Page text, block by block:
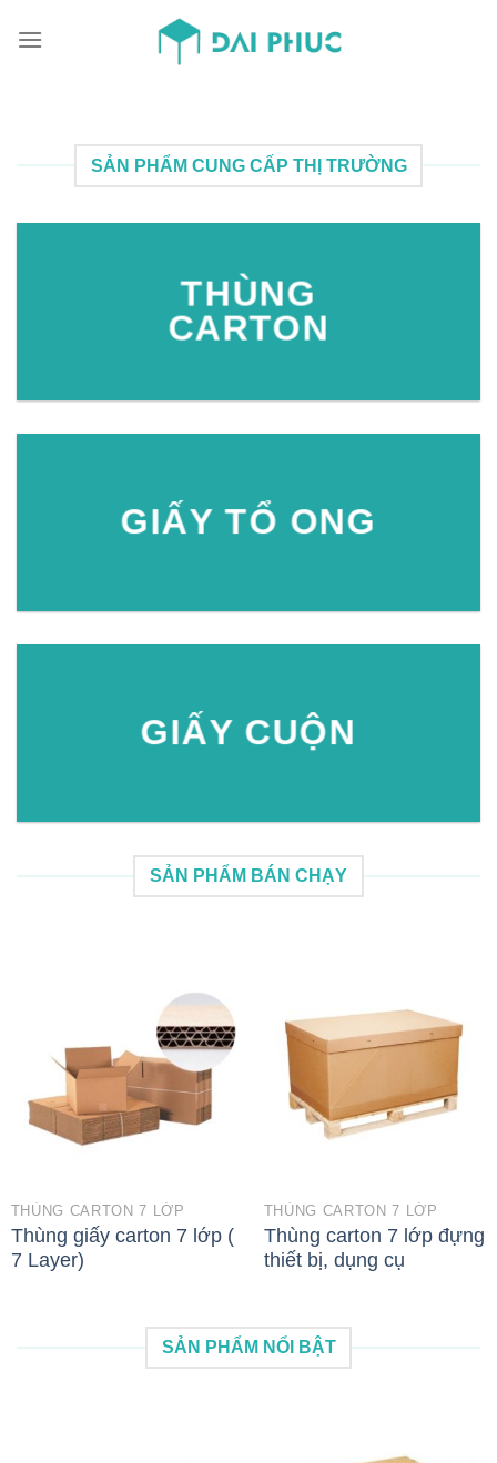
SẢN PHẨM CUNG CẤP THỊ TRƯỜNG
THÙNG
CARTON
GIẤY TỔ ONG
GIẤY CUỘN
SẢN PHẨM BÁN CHẠY
THÙNG CARTON 7 LỚP
Thùng giấy carton 7 lớp (
7 Layer)
THÙNG CARTON 7 LỚP
Thùng carton 7 lớp đựng
thiết bị, dụng cụ
SẢN PHẨM NỔI BẬT